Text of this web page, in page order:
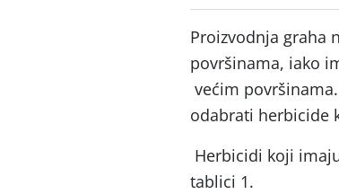
Proizvodnja graha
površinama, iako
većim
odabrati herbicide
Herbicidi koji
tablici 1.